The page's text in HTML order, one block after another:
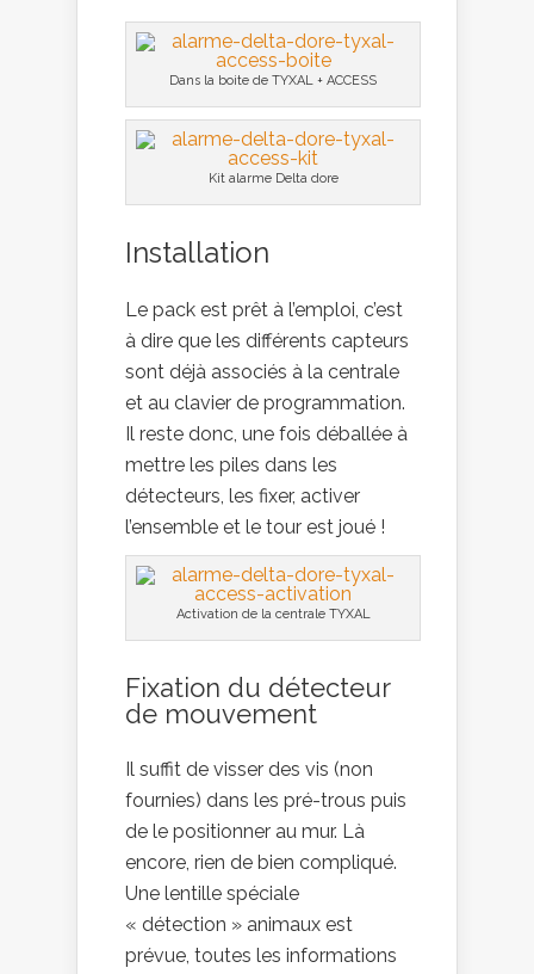
Dans la boite de TYXAL + ACCESS
Kit alarme Delta dore
Installation
Le pack est prêt à l’emploi, c’est
à dire que les différents capteurs
sont déjà associés à la centrale
et au clavier de programmation.
Il reste donc, une fois déballée à
mettre les piles dans les
détecteurs, les fixer, activer
l’ensemble et le tour est joué !
Activation de la centrale TYXAL
Fixation du détecteur
de mouvement
Il suffit de visser des vis (non
fournies) dans les pré-trous puis
de le positionner au mur. Là
encore, rien de bien compliqué.
Une lentille spéciale
« détection » animaux est
prévue, toutes les informations